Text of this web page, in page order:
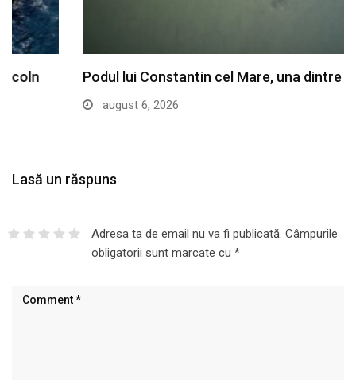
Podul lui Constantin cel Mare, una dintre cele…
august 6, 2026
Lasă un răspuns
Adresa ta de email nu va fi publicată. Câmpurile
obligatorii sunt marcate cu *